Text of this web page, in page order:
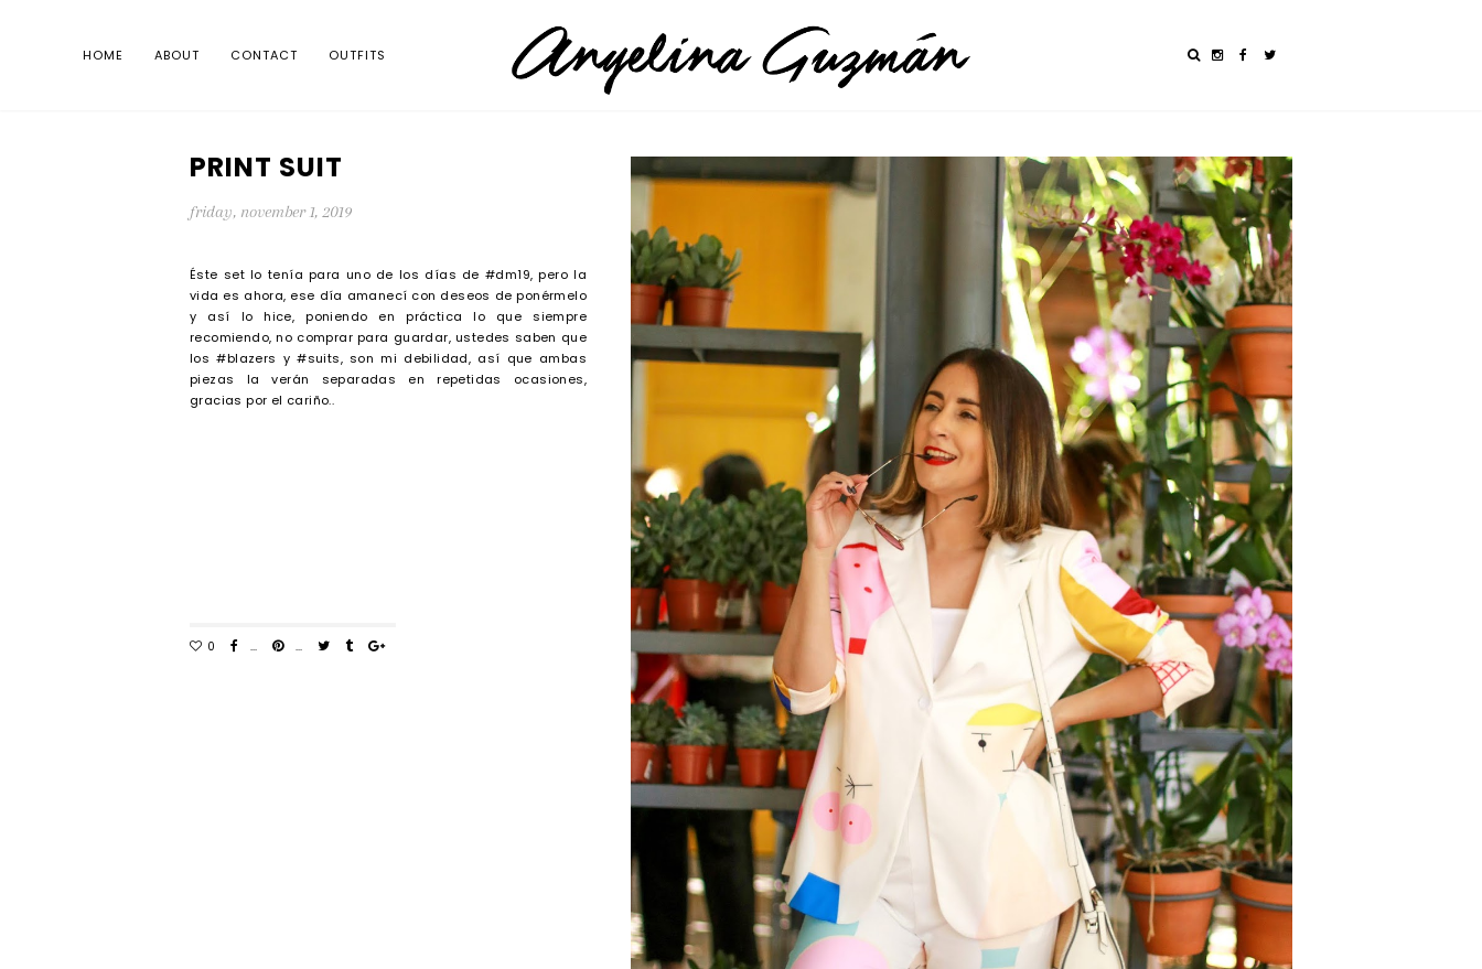
HOME ABOUT CONTACT OUTFITS
PRINT SUIT
friday, november 1, 2019
Éste set lo tenía para uno de los días de #dm19, pero la
vida es ahora, ese día amanecí con deseos de ponérmelo
y así lo hice, poniendo en práctica lo que siempre
recomiendo, no comprar para guardar, ustedes saben que
los #blazers y #suits, son mi debilidad, así que ambas
piezas la verán separadas en repetidas ocasiones,
gracias por el cariño..